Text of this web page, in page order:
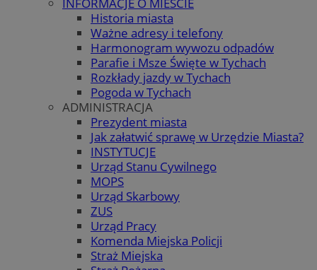
Historia miasta
Ważne adresy i telefony
Harmonogram wywozu odpadów
Parafie i Msze Święte w Tychach
Rozkłady jazdy w Tychach
Pogoda w Tychach
ADMINISTRACJA
Prezydent miasta
Jak załatwić sprawę w Urzędzie Miasta?
INSTYTUCJE
Urząd Stanu Cywilnego
MOPS
Urząd Skarbowy
ZUS
Urząd Pracy
Komenda Miejska Policji
Straż Miejska